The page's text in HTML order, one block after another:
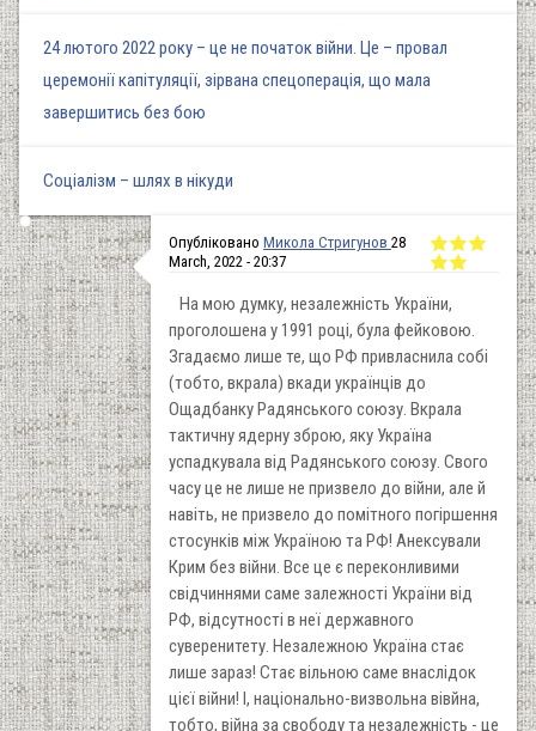
24 лютого 2022 року – це не початок війни. Це – провал
церемонії капітуляції, зірвана спецоперація, що мала
завершитись без бою
Соціалізм – шлях в нікуди
Опубліковано Микола Стригунов 28
March, 2022 - 20:37
На мою думку, незалежність України,
проголошена у 1991 році, була фейковою.
Згадаємо лише те, що РФ привласнила собі
(тобто, вкрала) вкади українців до
Ощадбанку Радянського союзу. Вкрала
тактичну ядерну зброю, яку Україна
успадкувала від Радянського союзу. Свого
часу це не лише не призвело до війни, але й
навіть, не призвело до помітного погіршення
стосунків між Україною та РФ! Анексували
Крим без війни. Все це є переконливими
свідчиннями саме залежності України від
РФ, відсутності в неї державного
суверенитету. Незалежною Україна стає
лише зараз! Стає вільною саме внаслідок
цієї війни! І, національно-визвольна вівйна,
тобто, війна за свободу та незалежність - це